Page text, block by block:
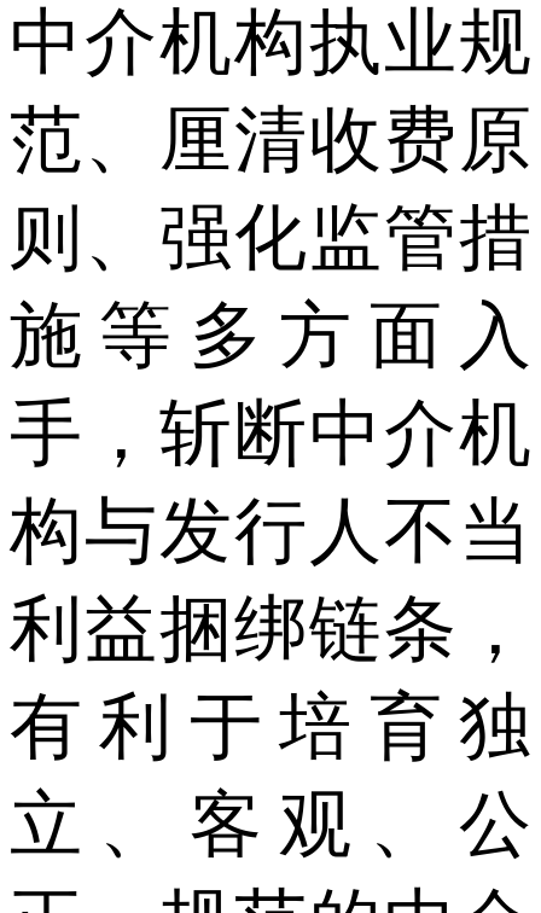
中介机构执业规
范、厘清收费原
则、强化监管措
施等多方面入
手，斩断中介机
构与发行人不当
利益捆绑链条，
有利于培育独
立、客观、公